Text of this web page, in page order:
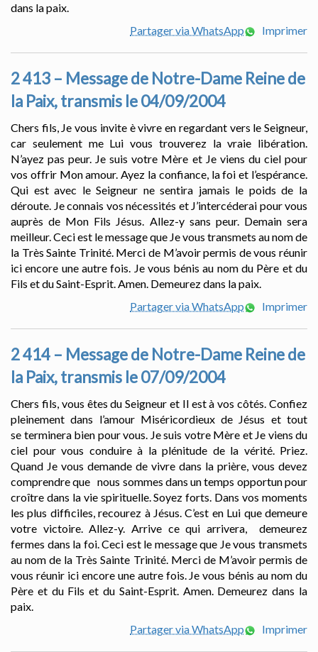
dans la paix.
Partager via WhatsApp
Imprimer
2 413 – Message de Notre-Dame Reine de
la Paix, transmis le 04/09/2004
Chers fils, Je vous invite è vivre en regardant vers le Seigneur,
car seulement me Lui vous trouverez la vraie libération.
N’ayez pas peur. Je suis votre Mère et Je viens du ciel pour
vos offrir Mon amour. Ayez la confiance, la foi et l’espérance.
Qui est avec le Seigneur ne sentira jamais le poids de la
déroute. Je connais vos nécessités et J’intercéderai pour vous
auprès de Mon Fils Jésus. Allez-y sans peur. Demain sera
meilleur. Ceci est le message que Je vous transmets au nom de
la Très Sainte Trinité. Merci de M’avoir permis de vous réunir
ici encore une autre fois. Je vous bénis au nom du Père et du
Fils et du Saint-Esprit. Amen. Demeurez dans la paix.
Partager via WhatsApp
Imprimer
2 414 – Message de Notre-Dame Reine de
la Paix, transmis le 07/09/2004
Chers fils, vous êtes du Seigneur et Il est à vos côtés. Confiez
pleinement dans l’amour Miséricordieux de Jésus et tout
se terminera bien pour vous. Je suis votre Mère et Je viens du
ciel pour vous conduire à la plénitude de la vérité. Priez.
Quand Je vous demande de vivre dans la prière, vous devez
comprendre que nous sommes dans un temps opportun pour
croître dans la vie spirituelle. Soyez forts. Dans vos moments
les plus difficiles, recourez à Jésus. C’est en Lui que demeure
votre victoire. Allez-y. Arrive ce qui arrivera, demeurez
fermes dans la foi. Ceci est le message que Je vous transmets
au nom de la Très Sainte Trinité. Merci de M’avoir permis de
vous réunir ici encore une autre fois. Je vous bénis au nom du
Père et du Fils et du Saint-Esprit. Amen. Demeurez dans la
paix.
Partager via WhatsApp
Imprimer